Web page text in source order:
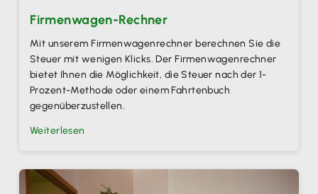
Firmenwagen-Rechner
Mit unserem Firmenwagenrechner berechnen Sie die
Steuer mit wenigen Klicks. Der Firmenwagenrechner
bietet Ihnen die Möglichkeit, die Steuer nach der 1-
Prozent-Methode oder einem Fahrtenbuch
gegenüberzustellen.
Weiterlesen